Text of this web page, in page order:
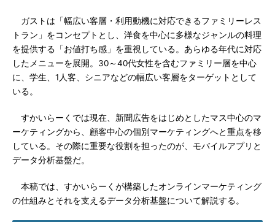
ガストは「幅広い客層・利用動機に対応できるファミリーレス
トラン」をコンセプトとし、洋食を中心に多様なジャンルの料理
を提供する「お値打ち感」を重視している。あらゆる年代に対応
したメニューを展開。30～40代女性を含むファミリー層を中心
に、学生、1人客、シニアなどの幅広い客層をターゲットとして
いる。
すかいらーくでは現在、新聞広告をはじめとしたマス中心のマ
ーケティングから、顧客中心の個別マーケティングへと重点を移
している。その際に重要な役割を担ったのが、モバイルアプリと
データ分析基盤だ。
本稿では、すかいらーくが構築したオンラインマーケティング
の仕組みとそれを支えるデータ分析基盤について解説する。